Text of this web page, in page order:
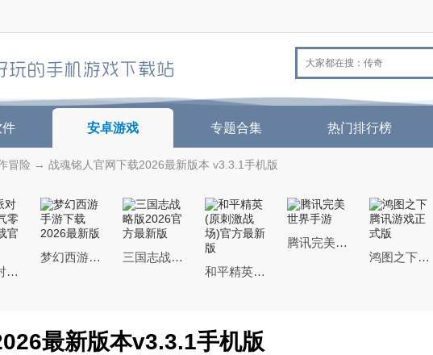
件 安卓游戏 专题合集 热门排行榜
冒险 → 战魂铭人官网下载2026最新版本 v3.3.1手机版
蛋仔派对手游(元气零食季)下载官方正版
梦幻西游手游下载2026最新版
三国志战略版2026官方最新版
和平精英(原刺激战场)官方最新版
腾讯完美世界手游
鸿图之下腾讯游戏正式版
最新版本v3.3.1手机版